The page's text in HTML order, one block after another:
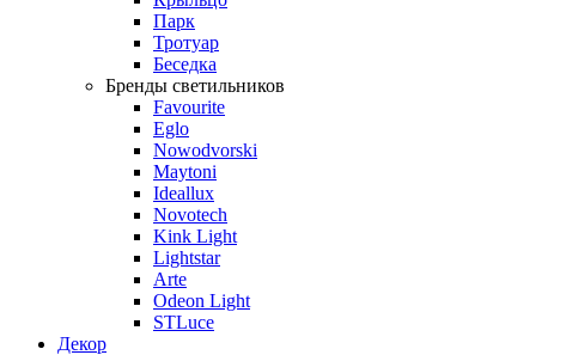
Парк
Тротуар
Беседка
Бренды светильников
Favourite
Eglo
Nowodvorski
Maytoni
Ideallux
Novotech
Kink Light
Lightstar
Arte
Odeon Light
STLuce
Декор